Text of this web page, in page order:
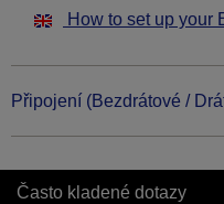
How to set up your
Připojení (Bezdrátové /
Často kladené dotazy